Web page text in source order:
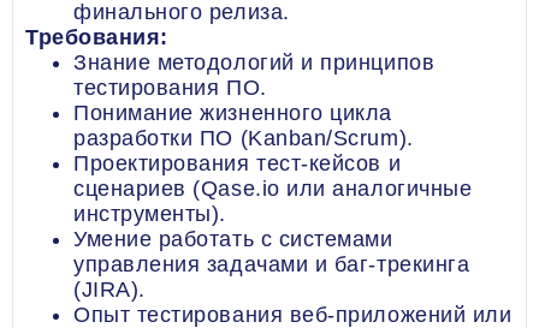
финального релиза.
Требования:
Знание методологий и принципов
тестирования ПО.
Понимание жизненного цикла
разработки ПО (Kanban/Scrum).
Проектирования тест-кейсов и
сценариев (Qase.io или аналогичные
инструменты).
Умение работать с системами
управления задачами и баг-трекинга
(JIRA).
Опыт тестирования веб-приложений или